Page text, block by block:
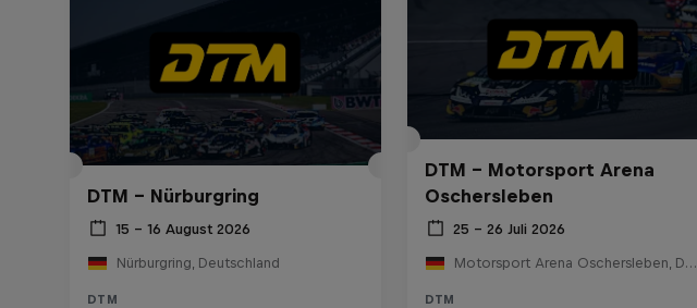
DTM – Nürburgring
15 – 16 August 2026
Nürburgring, Deutschland
DTM
DTM – Motorsport Arena
Oschersleben
25 – 26 Juli 2026
Motorsport Arena Oschersleben, Deutschland
DTM